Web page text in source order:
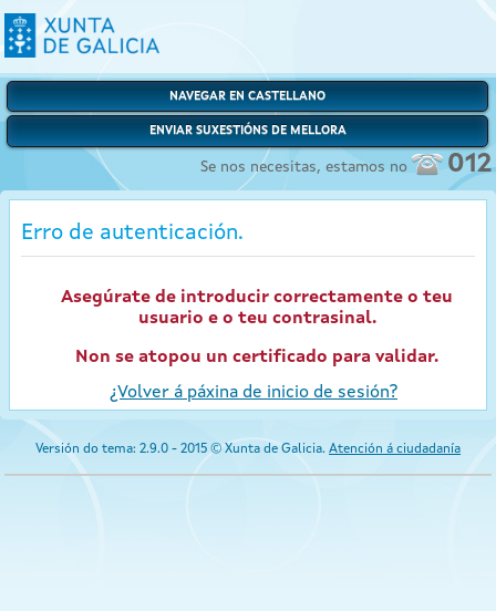
NAVEGAR EN CASTELLANO
ENVIAR SUXESTIÓNS DE MELLORA
Se nos necesitas, estamos no 012
Erro de autenticación.
Asegúrate de introducir correctamente o teu
usuario e o teu contrasinal.
Non se atopou un certificado para validar.
¿Volver á páxina de inicio de sesión?
Versión do tema: 2.9.0 - 2015 © Xunta de Galicia. Atención á ciudadanía